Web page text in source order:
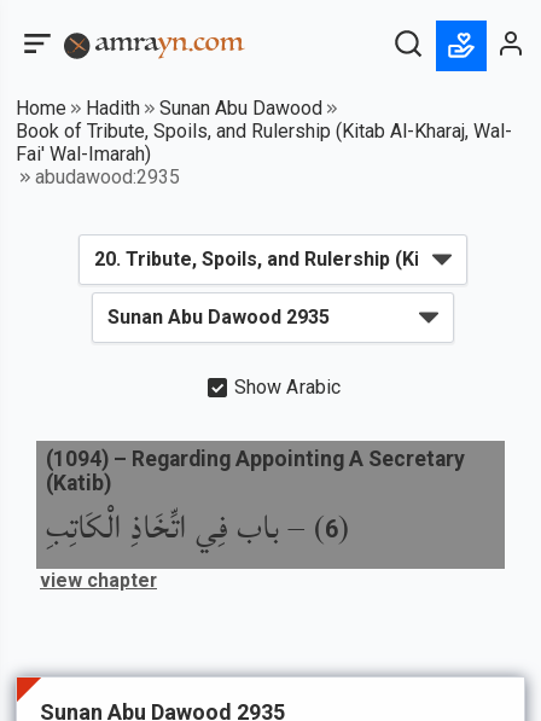
Home Hadith
Sunan Abu Dawood
Book of Tribute, Spoils, and Rulership (Kitab Al-Kharaj, Wal-
Fai' Wal-Imarah)
abudawood:2935
Show Arabic
(
6
) –باب فِي اتِّخَاذِ الْكَاتِبِ
(1094) – Regarding Appointing A Secretary
(Katib)
view chapter
Sunan Abu Dawood 2935